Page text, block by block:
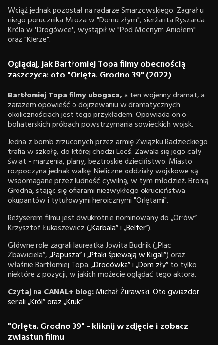
Wciąż jednak pozostał na radarze Smarzowskiego. Zagrał u
niego porucznika Mroza w "Domu złym", sierżanta Ryszarda
Króla w "Drogówce", wystąpił w "Pod Mocnym Aniołem"
oraz "Klerze".
Oglądaj, jak Bartłomiej Topa filmy obecnością
zaszczyca: oto "Orlęta. Grodno 39" (2022)
Bartłomiej Topa filmy ubogaca,a ten wojenny dramat, a
zarazem opowieść o dojrzewaniu w dramatycznych
okolicznościach jest tego przykładem. Opowiada on o
bohaterskich próbach powstrzymania sowieckich wojsk.
Jedna z bomb zrzuconych przez armię Związku Radzieckiego
trafia w szkołę, do której chodzi Leoś. Zawala się jego cały
świat - marzenia, plany, beztroskie dzieciństwo. Miasto
rozpoczyna jednak walkę. Nieliczne oddziały wojskowe są
wspomagane przez ludność cywilną, w tym młodzież. Bronią
Grodna, stając się ofiarami niezwykłego okrucieństwa
okupantów i tytułowymi heroicznymi "Orlętami".
Reżyserem filmu jest dwukrotnie nominowany do „Orłów”
Krzysztof Łukaszewicz („Karbala”i„Belfer”).
Główne role zagrali laureatka Jowita Budnik („Plac
Zbawiciela”,„Papusza”i„Ptaki śpiewają w Kigali”) oraz
właśnie Bartłomiej Topa.„Drogówka”i„Dom zły”to tylko
niektóre z pozycji, w jakich możecie oglądać tego aktora.
Czytaj na CANAL+ blog:Michał Żurawski. Oto gwiazdor
seriali „Król” oraz „Kruk”
"Orlęta. Grodno 39" - kliknij w zdjęcie i zobacz
zwiastun filmu